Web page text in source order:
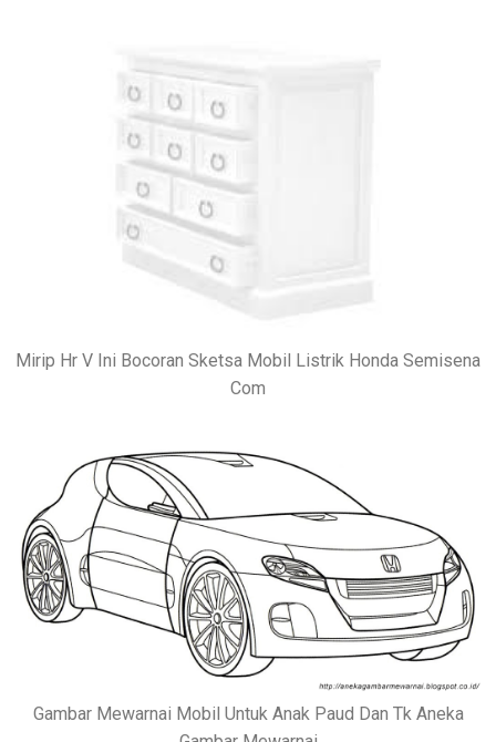
Mirip Hr V Ini Bocoran Sketsa Mobil Listrik Honda Semisena
Com
Gambar Mewarnai Mobil Untuk Anak Paud Dan Tk Aneka